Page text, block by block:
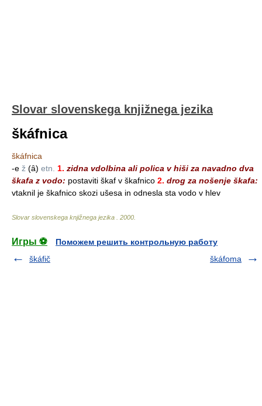
Slovar slovenskega knjižnega jezika
škáfnica
škáfnica
-e ž (ȃ) etn. 1. zidna vdolbina ali polica v hiši za navadno dva
škafa z vodo: postaviti škaf v škafnico 2. drog za nošenje škafa:
vtaknil je škafnico skozi ušesa in odnesla sta vodo v hlev
Slovar slovenskega knjižnega jezika 2000
Игры ⚽
Поможем решить контрольную работу
škáfič
škáfoma